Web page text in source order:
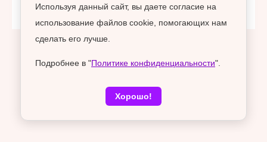
Используя данный сайт, вы даете согласие на
использование файлов cookie, помогающих нам
сделать его лучше.
Подробнее в "Политике конфиденциальности".
Хорошо!